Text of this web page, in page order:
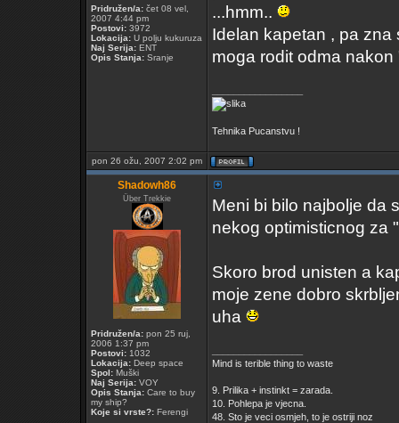
Pridružen/a: čet 08 vel,
2007 4:44 pm
Postovi: 3972
Lokacija: U polju kukuruza
Naj Serija: ENT
Opis Stanja: Sranje
...hmm..
Idelan kapetan , pa
moga rodit odma
Tehnika Pucanstvu !
pon 26 ožu, 2007 2:02 pm
Shadowh86
Über Trekkie
Pridružen/a: pon 25 ruj,
2006 1:37 pm
Postovi: 1032
Lokacija: Deep space
Spol: Muški
Naj Serija: VOY
Opis Stanja: Care to buy
my ship?
Koje si vrste?: Ferengi
Meni bi bilo najbolje da
nekog optimisticnog za
Skoro brod unisten a
moje zene dobro
uha
Mind is terible thing to waste
9. Prilika + instinkt = zarada.
10. Pohlepa je vjecna.
48. Sto je veci osmjeh, to je ostriji noz